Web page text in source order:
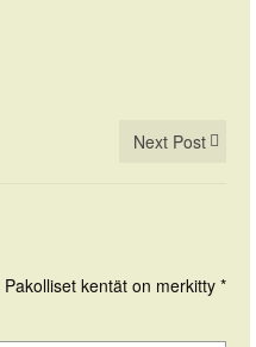
Next Post
Pakolliset kentät on merkitty *